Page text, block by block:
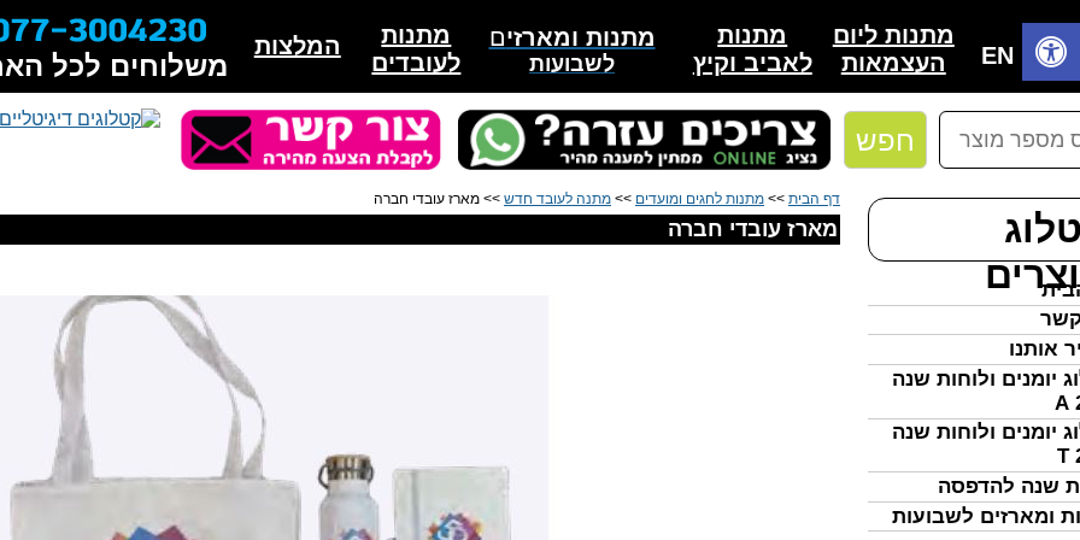
חפש
אותנו
יומנים ולוחות שנה
יומנים ולוחות שנה
שנה להדפסה
ומארזים לשבועות
EN
מתנות
לאביב וקיץ
המלצות
מתנות
לעובדים
מתנות ומארזים
לשבועות
מתנות ליום
העצמאות
משלוחים לכל
דף הבית >> מתנות לחגים ומועדים >> מתנה לעובד חדש >> מארז עובדי חברה
מארז עובדי חברה